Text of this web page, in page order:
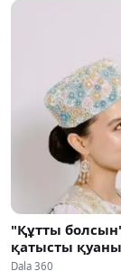
"Құтты
қатысты
Dala 360